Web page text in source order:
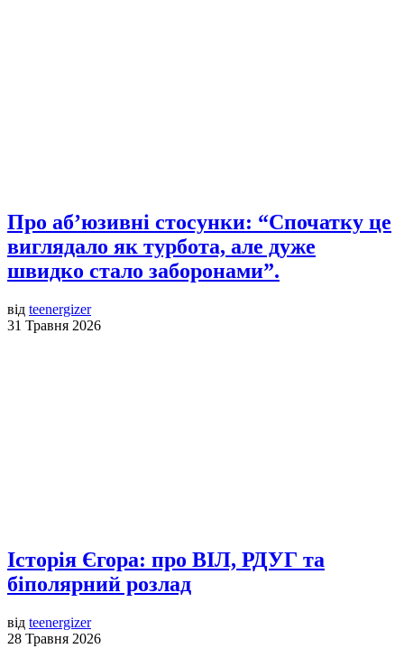
Про аб’юзивні стосунки: “Спочатку це
виглядало як турбота, але дуже
швидко стало заборонами”.
від teenergizer
31 Травня 2026
Історія Єгора: про ВІЛ, РДУГ та
біполярний розлад
від teenergizer
28 Травня 2026